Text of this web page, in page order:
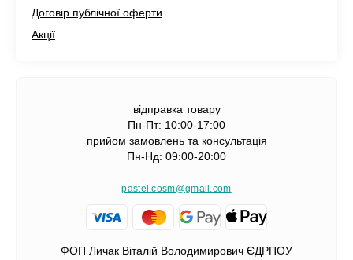
Договір публічної оферти
Акції
відправка товару
Пн-Пт: 10:00-17:00
прийом замовлень та консультація
Пн-Нд: 09:00-20:00
pastel.cosm@gmail.com
ФОП Личак Віталій Володимирович ЄДРПОУ